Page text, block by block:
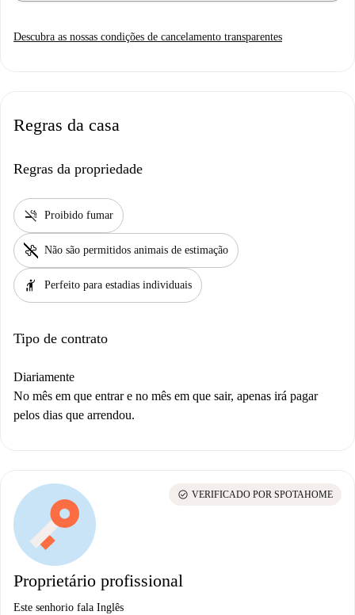
Descubra as nossas condições de cancelamento transparentes
Regras da casa
Regras da propriedade
smoke_free Proibido fumar
pet_supplies Não são permitidos animais de estimação
hail Perfeito para estadias individuais
Tipo de contrato
Diariamente
No mês em que entrar e no mês em que sair, apenas irá pagar
pelos dias que arrendou.
Proprietário profissional
Este senhorio fala Inglês
check_circle VERIFICADO POR SPOTAHOME